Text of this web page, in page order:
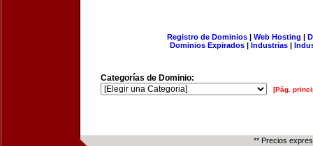
Registro de Dominios| Web Hosting |
Dominios Expirados | Industrias |
Categorías de Dominio:
[Pág.
** Precios